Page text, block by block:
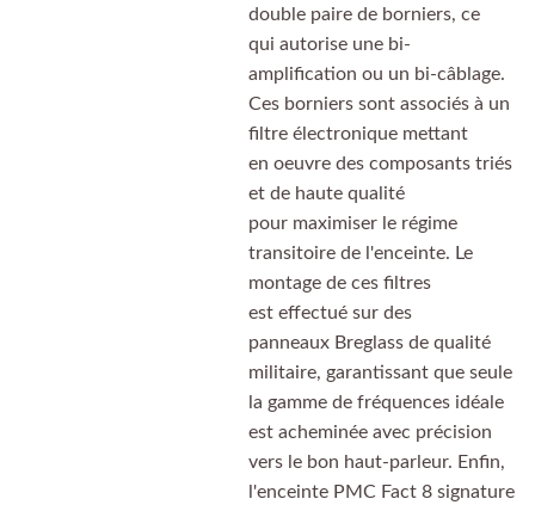
double paire de borniers, ce
qui autorise une bi-
amplification ou un bi-câblage.
Ces borniers sont associés à un
filtre électronique mettant
en oeuvre des composants triés
et de haute qualité
pour maximiser le régime
transitoire de l'enceinte. Le
montage de ces filtres
est effectué sur des
panneaux Breglass de qualité
militaire, garantissant que seule
la gamme de fréquences idéale
est acheminée avec précision
vers le bon haut-parleur. Enfin,
l'enceinte PMC Fact 8 signature